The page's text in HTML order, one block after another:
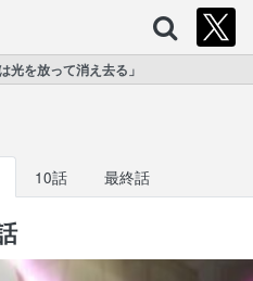
光を放って消え去る」
10話 最終話